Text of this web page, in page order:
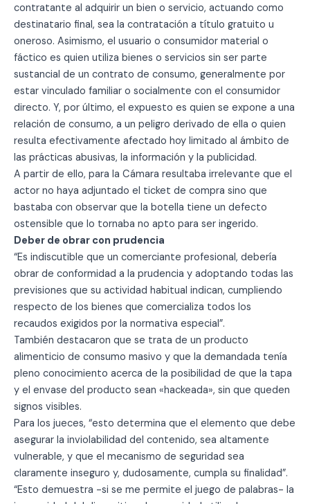
contratante al adquirir un bien o servicio, actuando como
destinatario final, sea la contratación a título gratuito u
oneroso. Asimismo, el usuario o consumidor material o
fáctico es quien utiliza bienes o servicios sin ser parte
sustancial de un contrato de consumo, generalmente por
estar vinculado familiar o socialmente con el consumidor
directo. Y, por último, el expuesto es quien se expone a una
relación de consumo, a un peligro derivado de ella o quien
resulta efectivamente afectado hoy limitado al ámbito de
las prácticas abusivas, la información y la publicidad.
A partir de ello, para la Cámara resultaba irrelevante que el
actor no haya adjuntado el ticket de compra sino que
bastaba con observar que la botella tiene un defecto
ostensible que lo tornaba no apto para ser ingerido.
Deber de obrar con prudencia
“Es indiscutible que un comerciante profesional, debería
obrar de conformidad a la prudencia y adoptando todas las
previsiones que su actividad habitual indican, cumpliendo
respecto de los bienes que comercializa todos los
recaudos exigidos por la normativa especial”.
También destacaron que se trata de un producto
alimenticio de consumo masivo y que la demandada tenía
pleno conocimiento acerca de la posibilidad de que la tapa
y el envase del producto sean «hackeada», sin que queden
signos visibles.
Para los jueces, “esto determina que el elemento que debe
asegurar la inviolabilidad del contenido, sea altamente
vulnerable, y que el mecanismo de seguridad sea
claramente inseguro y, dudosamente, cumpla su finalidad”.
“Esto demuestra -si se me permite el juego de palabras- la